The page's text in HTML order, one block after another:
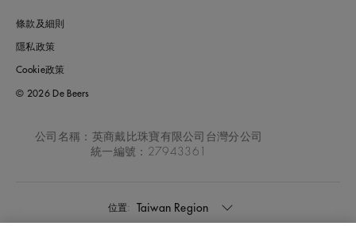
條款及細則
隱私政策
Cookie政策
© 2026 De Beers
公司名稱：英商戴比珠寶有限公司台灣分公司
統一編號：27943361
位置: Taiwan Region